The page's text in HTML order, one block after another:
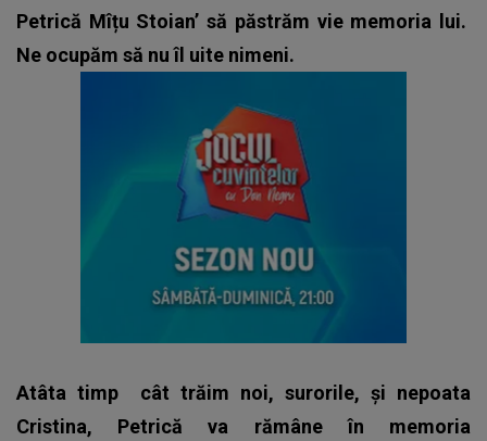
Petrică Mîțu Stoian’ să păstrăm vie memoria lui.
Ne ocupăm să nu îl uite nimeni.
Atâta timp cât trăim noi, surorile, și nepoata
Cristina, Petrică va rămâne în memoria